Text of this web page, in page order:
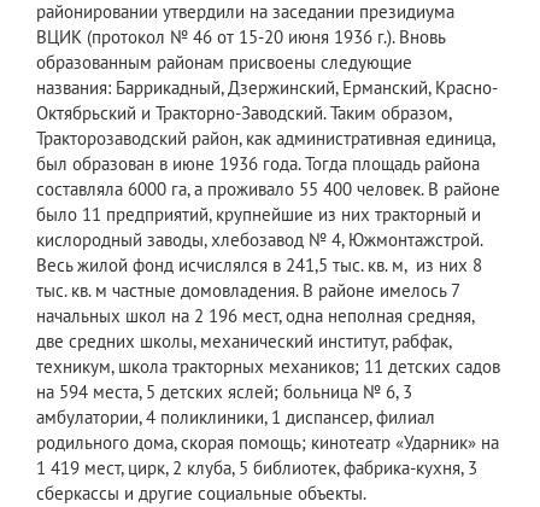
районировании утвердили на заседании президиума
ВЦИК (протокол № 46 от 15-20 июня 1936 г.). Вновь
образованным районам присвоены следующие
названия: Баррикадный, Дзержинский, Ерманский, Красно-
Октябрьский и Тракторно-Заводский. Таким образом,
Тракторозаводский район, как административная единица,
был образован в июне 1936 года. Тогда площадь района
составляла 6000 га, а проживало 55 400 человек. В районе
было 11 предприятий, крупнейшие из них тракторный и
кислородный заводы, хлебозавод № 4, Южмонтажстрой.
Весь жилой фонд исчислялся в 241,5 тыс. кв. м, из них 8
тыс. кв. м частные домовладения. В районе имелось 7
начальных школ на 2 196 мест, одна неполная средняя,
две средних школы, механический институт, рабфак,
техникум, школа тракторных механиков; 11 детских садов
на 594 места, 5 детских яслей; больница № 6, 3
амбулатории, 4 поликлиники, 1 диспансер, филиал
родильного дома, скорая помощь; кинотеатр «Ударник» на
1 419 мест, цирк, 2 клуба, 5 библиотек, фабрика-кухня, 3
сберкассы и другие социальные объекты.